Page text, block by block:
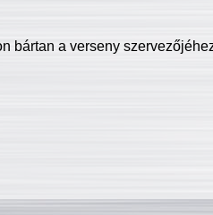
bártan a verseny